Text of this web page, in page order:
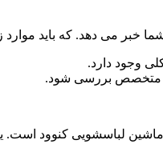
شما خبر می دهد. که باید
وجود دارد.
متخصص بررسی شود.
ماشین لباسشویی کنوود